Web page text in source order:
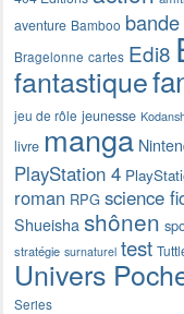
aventure Bamboo
Bragelonne cartes Edi8
fantastique
jeu de rôle jeunesse
livre manga
PlayStation 4
roman RPG science
Shueisha shônen
stratégie surnaturel test
Univers
Series